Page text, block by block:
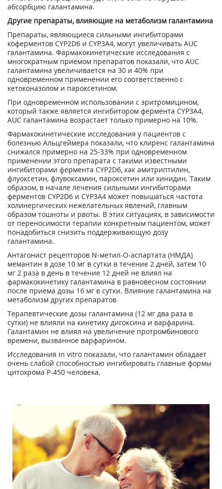
абсорбцию галантамина.
Другие препараты, влияющие на метаболизм галантамина
Препараты, являющиеся сильными ингибиторами
коферментов CYP2D6 и CYP3A4, могут увеличивать AUC
галантамина. Фармакокинетические исследования с
многократным приемом препаратов показали, что AUC
галантамина увеличивается на 30 и 40% при
одновременном применении его соответственно с
кетоконазолом и пароксетином.
При одновременном использовании с эритромицином,
который также является ингибитором фермента CYP3A4,
AUC галантамина возрастает только примерно на 10%.
Фармакокинетические исследования у пациентов с
болезнью Альцгеймера показали, что клиренс галантамина
снижался примерно на 25-33% при одновременном
применении этого препарата с такими известными
ингибиторами фермента CYP2D6, как амитриптилин,
флуоксетин, флувоксамин, пароксетин или хинидин. Таким
образом, в начале лечения сильными ингибиторами
ферментов CYP2D6 и CYP3A4 может повышаться частота
холинергических нежелательных явлений, главным
образом тошноты и рвоты. В этих ситуациях, в зависимости
от переносимости терапии конкретным пациентом, может
понадобиться снизить поддерживающую дозу
галантамина.
Антагонист рецепторов N-метил-О-аспартата (НМДА)
мемантин в дозе 10 мг в сутки в течение 2 дней, затем 10
мг 2 раза в день в течение 12 дней не влиял на
фармакокинетику галантамина в равновесном состоянии
после приема дозы 16 мг в сутки. Влияние галантамина на
метаболизм других препаратов
Терапевтические дозы галантамина (12 мг два раза в
сутки) не влияли на кинетику дигоксина и варфарина.
Галантамин не влиял на увеличение протромбинового
времени, вызванное варфарином.
Исследования in vitro показали, что галантамин обладает
очень слабой способностью ингибировать главные формы
цитохрома Р-450 человека.